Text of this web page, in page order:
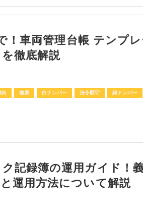
！車両管理台帳 テンプレ
徹底解説
向 健康 白ナンバー 法令順守 緑ナンバー
記録簿の運用ガイド！
運用方法について解説